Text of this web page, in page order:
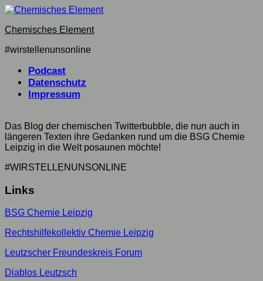
Skip
content
Chemisches Element
#wirstellenunsonline
Podcast
Datenschutz
Impressum
Das Blog der chemischen Twitterbubble, die nun auch in
längeren Texten ihre Gedanken rund um die BSG Chemie
Leipzig in die Welt posaunen möchte!
#WIRSTELLENUNSONLINE
Links
BSG Chemie Leipzig
Rechtshilfekollektiv Chemie Leipzig
Leutzscher Freundeskreis Forum
Diablos Leutzsch